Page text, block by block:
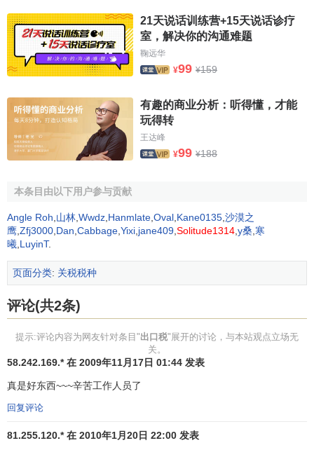
益，依法接受监督。
第七条 纳税义务人有权要求海关对其商业秘密
密，海关应当依法为纳税义务人保密。
和个人，应当按照规定给予奖励，并负责保密。
第二章 进出口货物关税税率的设置和适用
第九条进口关税设置 最惠国税率、 协定税率
限内可以实行暂定税率。
出口关税设置出口税率。对出口货物在一定期限内可以
实行暂定税率。
第十条 原产于共同适用最惠国待遇条款的
成员的进口货物，原产于与中华人民共和国签订含有相互给
予最惠国待遇条款的双边贸易协定的国家或者地区的进口货
国税率。
原产于与中华人民共和国签订含有关税优惠条款的区域
性贸易协定的国家或者地区的进口货物，适用协定税率。
原产于与中华人民共和国签订含有特殊关税优惠条款的
贸易协定的国家或者地区的进口货物，适用特惠税率。
21天说话训练营+15天说话诊疗
室，解决你的沟通难题
鞠远华
¥99 ¥159
有趣的商业分析：听得懂，才能
玩得转
王达峰
¥99 ¥188
本条目由以下用户参与贡献
Angle Roh 山林 Wwdz Hanmlate Oval Kane0135 沙漠之
鹰 Zfj3000 Dan Cabbage Yixi jane409 Solitude1314 y桑 寒
曦 LuyinT.
页面分类: 关税税种
评论(共2条)
提示:评论内容为网友针对条目"出口税"展开的讨论，与本站观点立场无
关。
58.242.169.* 在 2009年11月17日 01:44 发表
真是好东西~~~辛苦工作人员了
回复评论
81.255.120.* 在 2010年1月20日 22:00 发表